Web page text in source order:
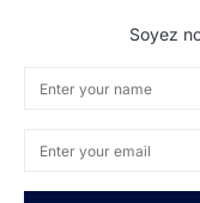
Soyez